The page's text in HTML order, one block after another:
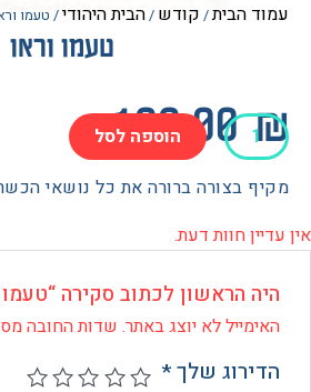
/קודש/ הבית היהודי/ טעמו וראו
טעמו וראו
הוספה לסל
בצורה ברורה את כל נושאי הכשרות
חוות דעת.
הראשון לכתוב סקירה “טעמו וראו”
לא יוצג באתר.שדות החובה מסומנים*
שלך*